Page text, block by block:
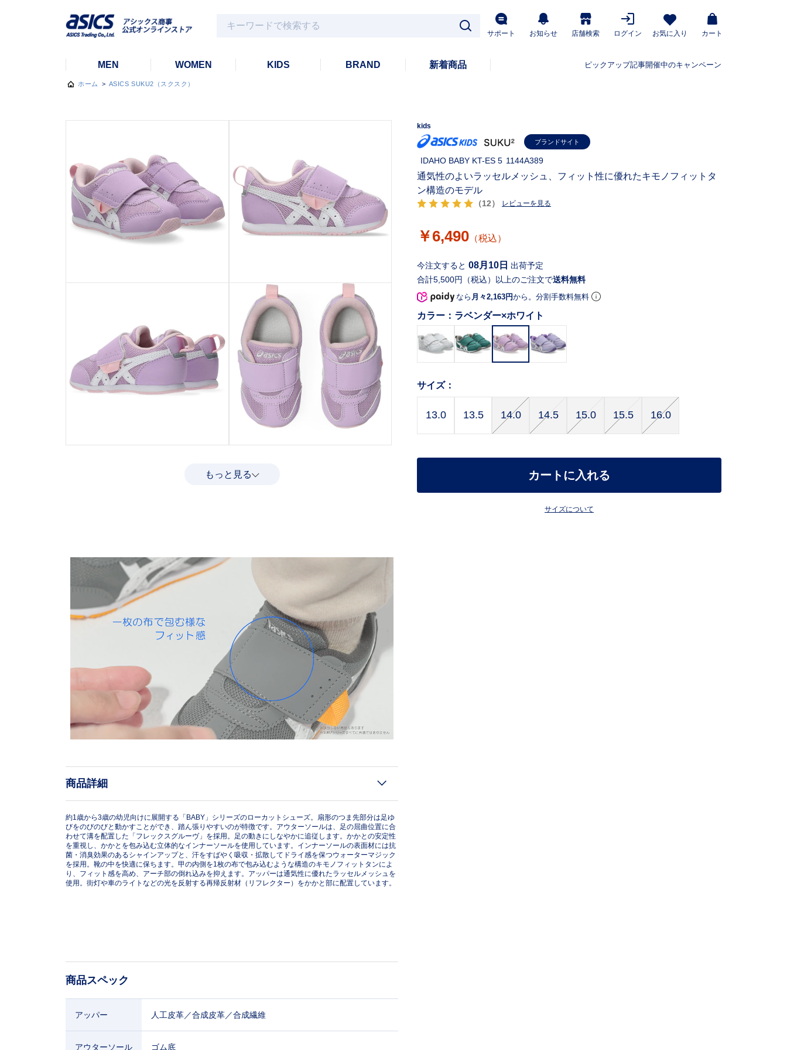
サポート お知らせ 店舗検索 ログイン お気に入り カート
MEN WOMEN KIDS BRAND 新着商品 ピックアップ記事開催中のキャンペーン
ホーム > ASICS SUKU2（スクスク）
もっと見る
n
e
/
L
o
a
d
商品詳細
約1歳から3歳の幼児向けに展開する「BABY」シリーズのローカットシューズ。扇形のつま先部分は足ゆ
びをのびのびと動かすことができ、踏ん張りやすいのが特徴です。アウターソールは、足の屈曲位置に合
わせて溝を配置した「フレックスグルーヴ」を採用。足の動きにしなやかに追従します。かかとの安定性
を重視し、かかとを包み込む立体的なインナーソールを使用しています。インナーソールの表面材には抗
菌・消臭効果のあるシャインアップと、汗をすばやく吸収・拡散してドライ感を保つウォーターマジック
を採用。靴の中を快適に保ちます。甲の内側を1枚の布で包み込むような構造のキモノフィットタンによ
り、フィット感を高め、アーチ部の倒れ込みを抑えます。アッパーは通気性に優れたラッセルメッシュを
使用。街灯や車のライトなどの光を反射する再帰反射材（リフレクター）をかかと部に配置しています。
商品スペック
アッパー 人工皮革／合成皮革／合成繊維
アウターソール ゴム底
kids
ブランドサイト
IDAHO BABY KT-ES 5 1144A389
（12） レビューを見る
通気性のよいラッセルメッシュ、フィット性に優れたキモノフィットタ
ン構造のモデル
￥6,490 （税込）
合計5,500円（税込）以上のご注文で送料無料
今注文すると 08月10日 出荷予定
なら 月々2,163円から。分割手数料無料
カラー： ラベンダー×ホワイト
サイズ：
13.0 13.5 14.0 14.5 15.0 15.5 16.0
カートに入れる
サイズについて